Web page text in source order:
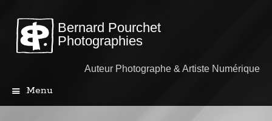
Bernard Pourchet
Photographies
Auteur Photographe & Artiste Numérique
Menu